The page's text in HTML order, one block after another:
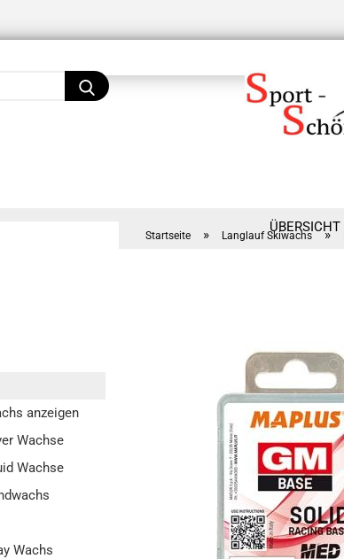
Suche...
ÜBERSICHT
Startseite » Langlauf Skiwachs »
anzeigen
Wachse
Wachse
Wachs